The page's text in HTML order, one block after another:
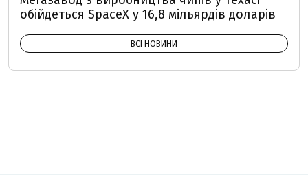
обійдеться SpaceX у 16,8 мільярдів доларів
ВСІ НОВИНИ